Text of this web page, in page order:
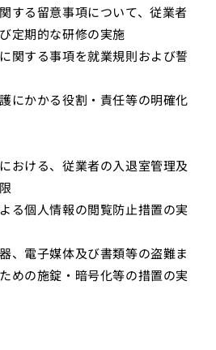
する留意事項について、従業者
定期的な研修の実施
関する事項を就業規則および誓
にかかる役割・責任等の明確化
おける、従業者の入退室管理及
る個人情報の閲覧防止措置の実
、電子媒体及び書類等の盗難ま
めの施錠・暗号化等の措置の実